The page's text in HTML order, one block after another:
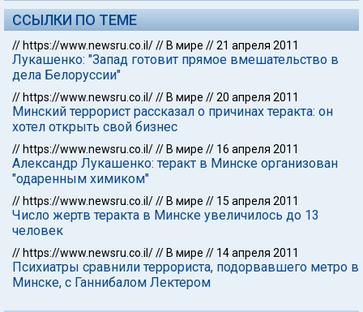
ССЫЛКИ ПО ТЕМЕ
// https://www.newsru.co.il/// В мире //21 апреля 2011
Лукашенко: "Запад готовит прямое вмешательство в
дела Белоруссии"
// https://www.newsru.co.il/// В мире //20 апреля 2011
Минский террорист рассказал о причинах теракта: он
хотел открыть свой бизнес
// https://www.newsru.co.il/// В мире // 16 апреля 2011
Александр Лукашенко: теракт в Минске организован
"одаренным химиком"
// https://www.newsru.co.il/// В мире // 15 апреля 2011
Число жертв теракта в Минске увеличилось до 13
человек
// https://www.newsru.co.il/// В мире // 14 апреля 2011
Психиатры сравнили террориста, подорвавшего метро в
Минске, с Ганнибалом Лектером